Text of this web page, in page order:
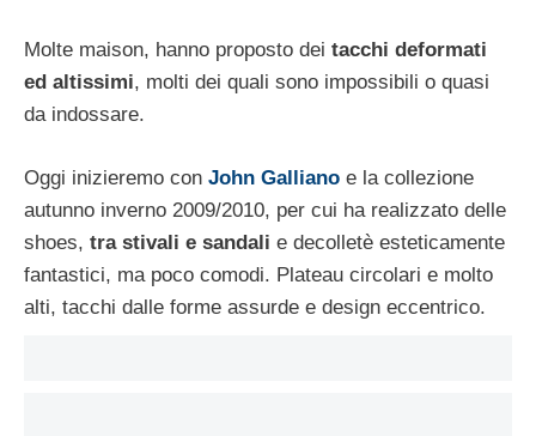
Molte maison, hanno proposto dei tacchi deformati
ed altissimi, molti dei quali sono impossibili o quasi
da indossare.
Oggi inizieremo con John Galliano e la collezione
autunno inverno 2009/2010, per cui ha realizzato delle
shoes, tra stivali e sandali e decolletè esteticamente
fantastici, ma poco comodi. Plateau circolari e molto
alti, tacchi dalle forme assurde e design eccentrico.